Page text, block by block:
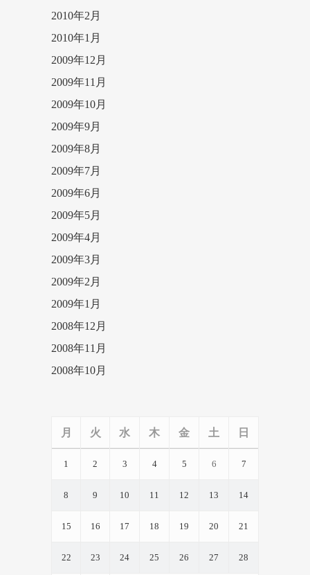
2010年2月
2010年1月
2009年12月
2009年11月
2009年10月
2009年9月
2009年8月
2009年7月
2009年6月
2009年5月
2009年4月
2009年3月
2009年2月
2009年1月
2008年12月
2008年11月
2008年10月
月 火 水 木 金 土 日
1 2 3 4 5 6 7
8 9 10 11 12 13 14
15 16 17 18 19 20 21
22 23 24 25 26 27 28